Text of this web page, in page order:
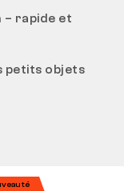
rapide et
petits objets